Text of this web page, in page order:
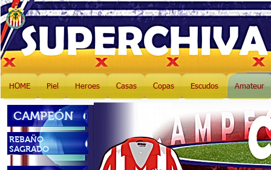
HOME Piel Heroes Casas Copas Escudos Amateur
REBAÑO
SAGRADO
CAMPEÓN